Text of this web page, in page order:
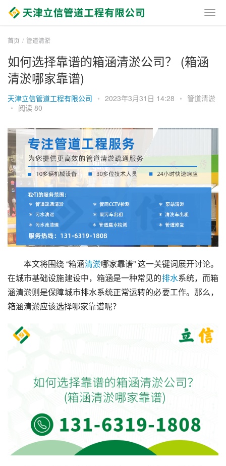
首页 管道清淤
如何选择靠谱的箱涵清淤公司？ (箱涵
清淤哪家靠谱)
天津立信管道工程有限公司 • 2023年3月31日 14:28 • 管道清淤
• 阅读 80
本文将围绕 “箱涵清淤哪家靠谱” 这一关键词展开讨论。
在城市基础设施建设中，箱涵是一种常见的排水系统，而箱
涵清淤则是保障城市排水系统正常运转的必要工作。那么，
箱涵清淤应该选择哪家靠谱呢？